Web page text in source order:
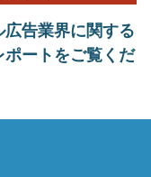
告業界に関する
ートをご覧くだ